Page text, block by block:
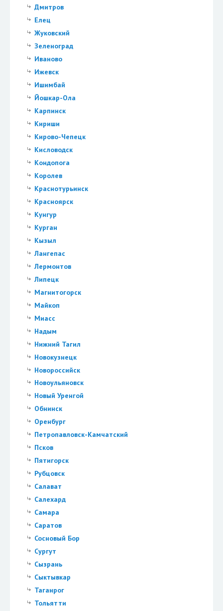
Дмитров
Елец
Жуковский
Зеленоград
Иваново
Ижевск
Ишимбай
Йошкар-Ола
Карпинск
Кириши
Кирово-Чепецк
Кисловодск
Кондопога
Королев
Краснотурьинск
Красноярск
Кунгур
Курган
Кызыл
Лангепас
Лермонтов
Липецк
Магнитогорск
Майкоп
Миасс
Надым
Нижний Тагил
Новокузнецк
Новороссийск
Новоульяновск
Новый Уренгой
Обнинск
Оренбург
Петропавловск-Камчатский
Псков
Пятигорск
Рубцовск
Салават
Салехард
Самара
Саратов
Сосновый Бор
Сургут
Сызрань
Сыктывкар
Таганрог
Тольятти